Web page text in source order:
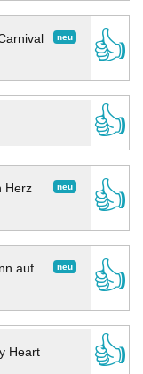
neu
👍
👍
neu
Herz
👍
neu
auf
👍
Heart
👍